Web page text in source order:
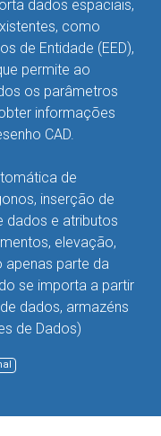
dados espaciais,
como
de Entidade (EED),
permite ao
os parâmetros
informações
CAD.
de
inserção de
dados e atributos
elevação,
apenas parte da
se importa a partir
dados, armazéns
de Dados)